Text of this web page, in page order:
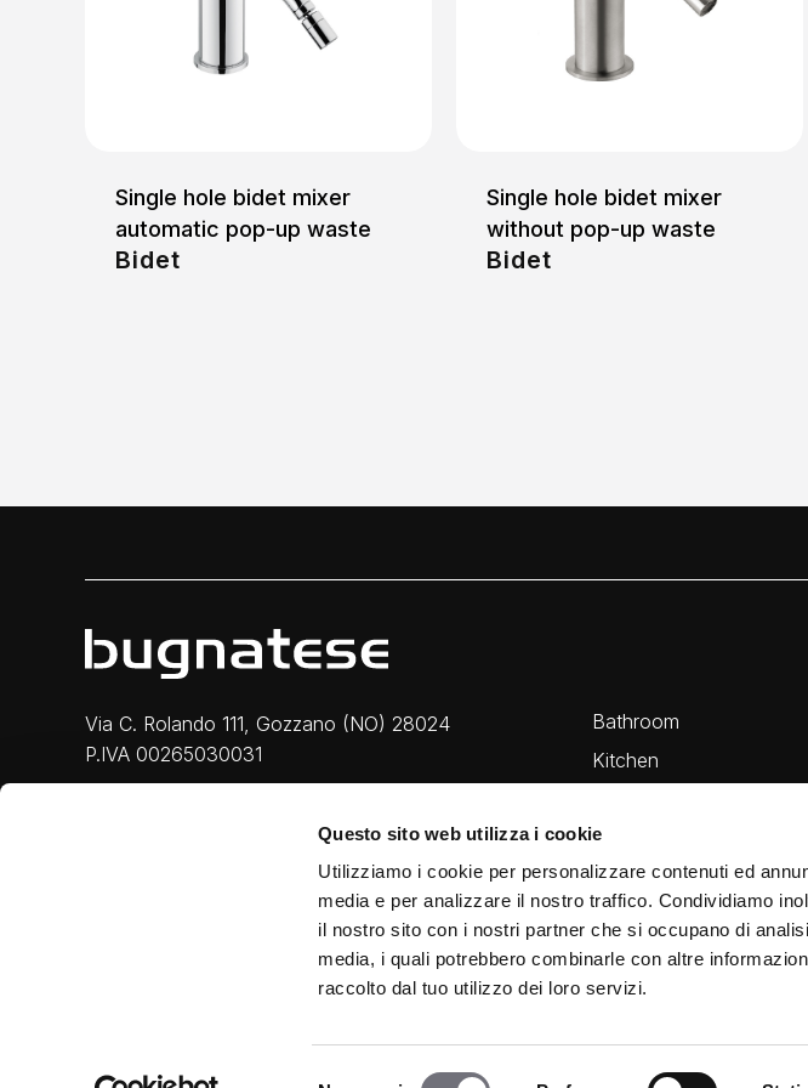
Questo sito web utilizza i cookie
Utilizziamo i cookie per personalizzare contenuti ed
media e per analizzare il nostro traffico. Condividiamo
il nostro sito con i nostri partner che si occupano di
media, i quali potrebbero combinarle con altre
raccolto dal tuo utilizzo dei loro servizi.
Single hole bidet mixer
automatic pop-up waste
Bidet
Single hole bidet mixer
without pop-up waste
Bidet
Via C. Rolando 111, Gozzano (NO) 28024
P.IVA 00265030031
info@bugnatese.com
Bathroom
Kitchen